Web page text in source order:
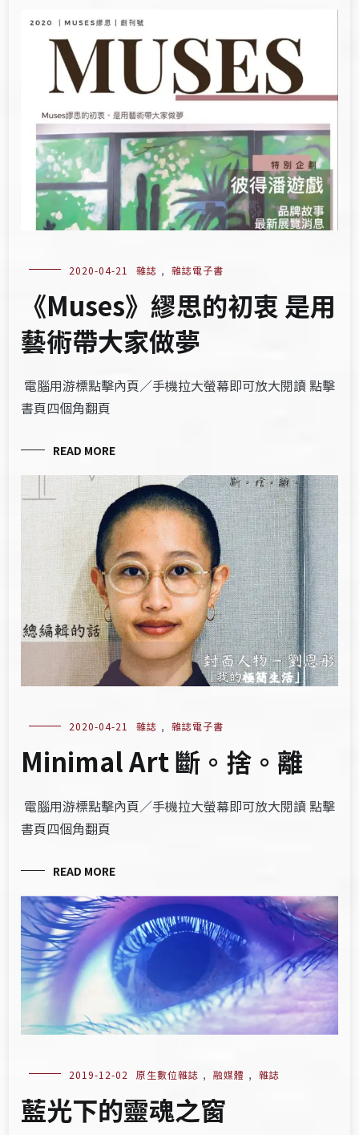
2020-04-21 雜誌 , 雜誌電子書
《Muses》繆思的初衷 是用
藝術帶大家做夢
電腦用游標點擊內頁／手機拉大螢幕即可放大閱讀 點擊
書頁四個角翻頁
READ MORE
2020-04-21 雜誌 , 雜誌電子書
Minimal Art 斷。捨。離
電腦用游標點擊內頁／手機拉大螢幕即可放大閱讀 點擊
書頁四個角翻頁
READ MORE
2019-12-02 原生數位雜誌 , 融媒體 , 雜誌
藍光下的靈魂之窗